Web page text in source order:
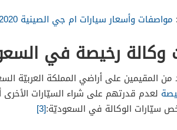
مواصفات وأسعار سيارات ام جي الصينية 2020
وكالة رخيصة في
من المقيمين على أراضي المملكة العربيّة
لعدم قدرتهم على شراء السيّارات الأخرى
سيّارات الوكالة في السعوديّة:[3]